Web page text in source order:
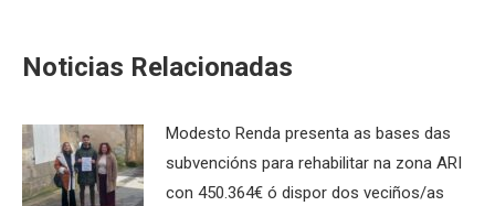
Noticias Relacionadas
Modesto Renda presenta as bases das
subvencións para rehabilitar na zona ARI
con 450.364€ ó dispor dos veciños/as